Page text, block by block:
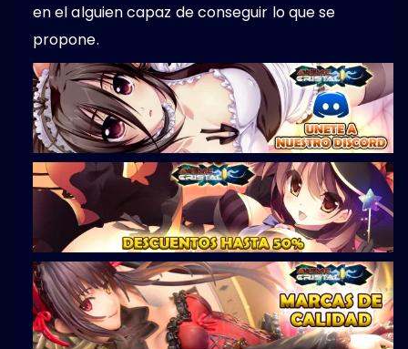
en el alguien capaz de conseguir lo que se
propone.